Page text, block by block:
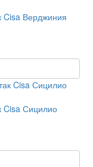
Cisa Верджиния
Cisa Сицилио